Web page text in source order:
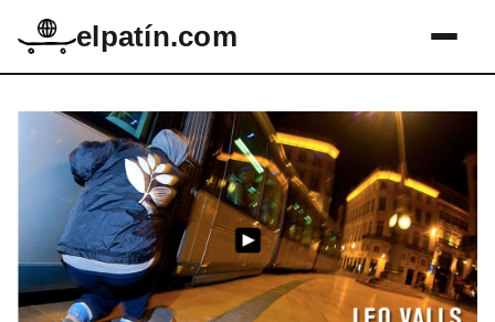
elpatín.com